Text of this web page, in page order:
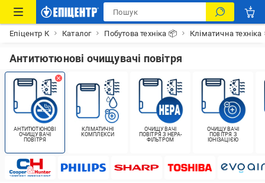
Епіцентр К Каталог Побутова техніка 📦 Кліматична
Антитютюнові очищувачі повітря
АНТИТЮТЮНОВІ
ОЧИЩУВАЧІ
ПОВІТРЯ
КЛІМАТИЧНІ
КОМПЛЕКСИ
ОЧИЩУВАЧІ
ПОВІТРЯ З HEPA-
ФІЛЬТРОМ
ОЧИЩУВАЧІ
ПОВІТРЯ З
ІОНІЗАЦІЄЮ